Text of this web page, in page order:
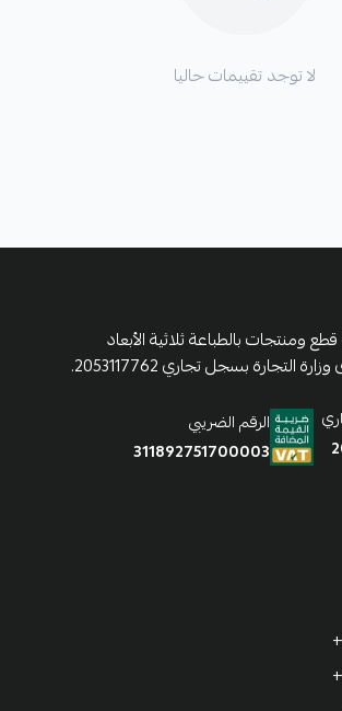
لا توجد تقييمات حاليا
ومنتجات بالطباعة ثلاثية الأبعاد
بسجل تجاري 2053117762.
الرقم الضريبي
311892751700003